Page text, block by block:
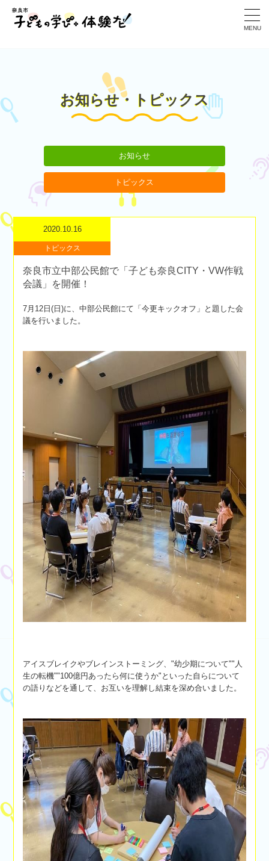
MENU
お知らせ・トピックス
お知らせ
トピックス
2020.10.16
トピックス
奈良市立中部公民館で「子ども奈良CITY・VW作戦
会議」を開催！
7月12日(日)に、中部公民館にて「今更キックオフ」と題した会
議を行いました。
アイスブレイクやブレインストーミング、"幼少期について""人
生の転機""100億円あったら何に使うか"といった自らについて
の語りなどを通して、お互いを理解し結束を深め合いました。